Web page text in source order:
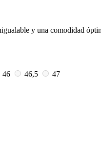
y una comodidad
46 46,5
47